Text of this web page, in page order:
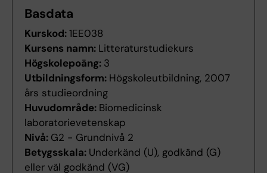
Basdata
Kurskod:1EE038
Kursens namn: Litteraturstudiekurs
Högskolepoäng: 3
Utbildningsform: Högskoleutbildning, 2007
års studieordning
Huvudområde: Biomedicinsk
laboratorievetenskap
Nivå: G2 - Grundnivå 2
Betygsskala: Underkänd (U), godkänd (G)
eller väl godkänd (VG)